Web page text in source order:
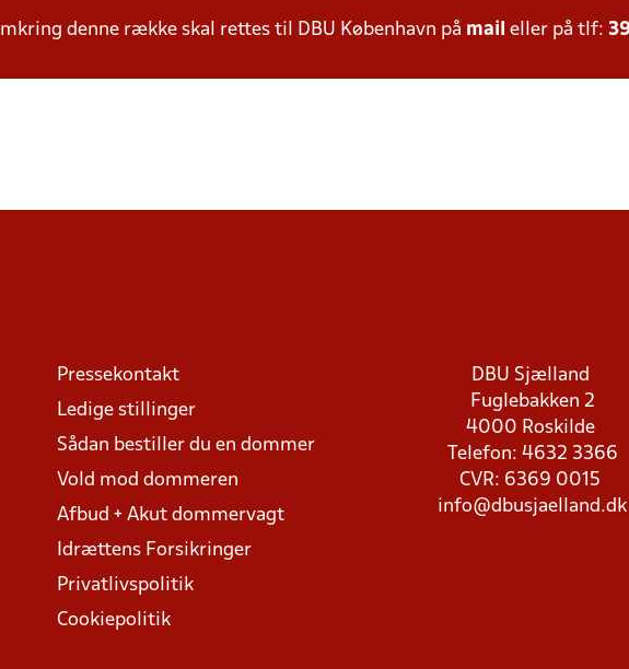
denne række skal rettes til DBU København på mail eller på tlf:
Pressekontakt
Ledige stillinger
Sådan bestiller du en dommer
Vold mod dommeren
Afbud + Akut dommervagt
Idrættens Forsikringer
Privatlivspolitik
Cookiepolitik
DBU Sjælland
Fuglebakken 2
4000 Roskilde
Telefon: 4632 3366
CVR: 6369 0015
info@dbusjaelland.dk